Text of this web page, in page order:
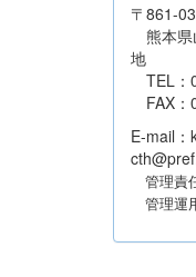
〒861-
熊本県
地
TEL：
FAX：
E-mail：
管理責
管理運